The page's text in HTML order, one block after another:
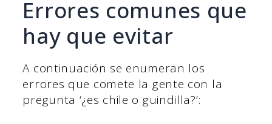
Errores comunes que
hay que evitar
A continuación se enumeran los
errores que comete la gente con la
pregunta ‘¿es chile o guindilla?’: